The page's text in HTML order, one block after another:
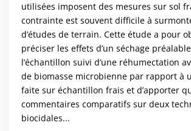
utilisées imposent des mesures sur sol
contrainte est souvent difficile à
d’études de terrain. Cette étude a pour
préciser les effets d’un séchage
l’échantillon suivi d’une réhumectation
de biomasse microbienne par rapport à
faite sur échantillon frais et d’apporter
commentaires comparatifs sur deux
biocidales...